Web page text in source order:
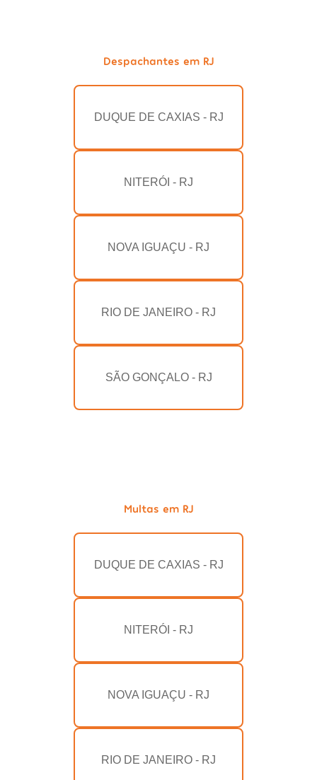
Despachantes em RJ
DUQUE DE CAXIAS - RJ
NITERÓI - RJ
NOVA IGUAÇU - RJ
RIO DE JANEIRO - RJ
SÃO GONÇALO - RJ
Multas em RJ
DUQUE DE CAXIAS - RJ
NITERÓI - RJ
NOVA IGUAÇU - RJ
RIO DE JANEIRO - RJ